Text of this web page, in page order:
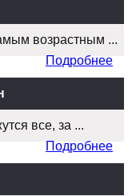
возрастным ...
Подробнее
все, за ...
Подробнее